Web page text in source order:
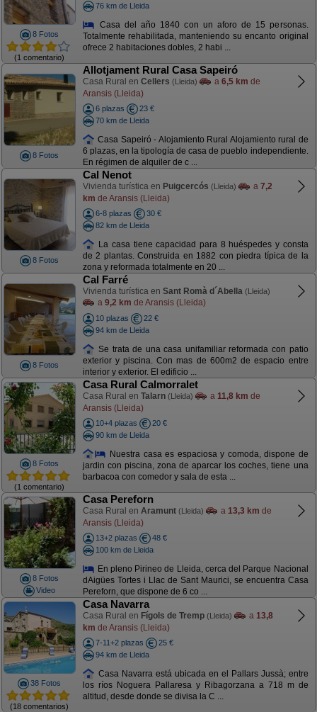
8 Fotos
(1 comentario)
76 km de Lleida
Casa del año 1840 con un aforo de 15 personas.
Totalmente rehabilitada, manteniendo su encanto original
ofrece 2 habitaciones dobles, 2 habi ...
8 Fotos
Allotjament Rural Casa Sapeiró
Casa Rural en Cellers (Lleida) a 6,5 km de
Aransis (Lleida)
6 plazas
23 €
70 km de Lleida
Casa Sapeiró - Alojamiento Rural Alojamiento rural de
6 plazas, en la tipología de casa de pueblo independiente.
En régimen de alquiler de c ...
8 Fotos
Cal Nenot
Vivienda turística en Puigcercós (Lleida) a 7,2
km de Aransis (Lleida)
6-8 plazas
30 €
82 km de Lleida
La casa tiene capacidad para 8 huéspedes y consta
de 2 plantas. Construida en 1882 con piedra típica de la
zona y reformada totalmente en 20 ...
8 Fotos
Cal Farré
Vivienda turística en Sant Romà d´Abella (Lleida)
a 9,2 km de Aransis (Lleida)
10 plazas
22 €
94 km de Lleida
Se trata de una casa unifamiliar reformada con patio
exterior y piscina. Con mas de 600m2 de espacio entre
interior y exterior. El edificio ...
8 Fotos
(1 comentario)
Casa Rural Calmorralet
Casa Rural en Talarn (Lleida) a 11,8 km de
Aransis (Lleida)
10+4 plazas
20 €
90 km de Lleida
Nuestra casa es espaciosa y comoda, dispone de
jardin con piscina, zona de aparcar los coches, tiene una
barbacoa con comedor y sala de esta ...
8 Fotos
Video
Casa Pereforn
Casa Rural en Aramunt (Lleida) a 13,3 km de
Aransis (Lleida)
13+2 plazas
48 €
100 km de Lleida
En pleno Pirineo de Lleida, cerca del Parque Nacional
dAigües Tortes i Llac de Sant Maurici, se encuentra Casa
Pereforn, que dispone de 6 co ...
38 Fotos
(18 comentarios)
Casa Navarra
Casa Rural en Fígols de Tremp (Lleida) a 13,8
km de Aransis (Lleida)
7-11+2 plazas
25 €
94 km de Lleida
Casa Navarra está ubicada en el Pallars Jussà; entre
los ríos Noguera Pallaresa y Ribagorzana a 718 m de
altitud, desde donde se divisa la C ...